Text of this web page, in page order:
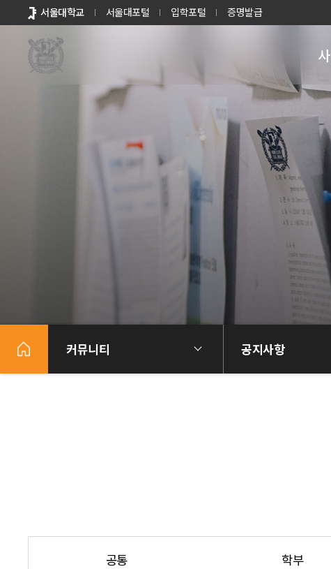
바로가기
메뉴
서울대학교 서울대포털 입학포털 증명발급
커뮤니티 공지사항
공통 학부